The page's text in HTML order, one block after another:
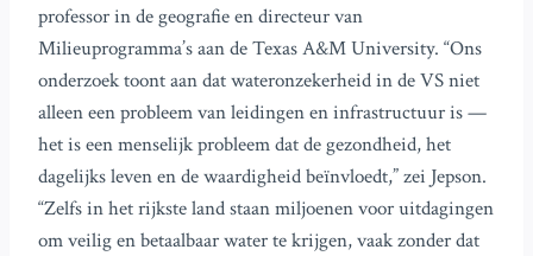
professor in de geografie en directeur van
Milieuprogramma’s aan de Texas A&M University. “Ons
onderzoek toont aan dat wateronzekerheid in de VS niet
alleen een probleem van leidingen en infrastructuur is —
het is een menselijk probleem dat de gezondheid, het
dagelijks leven en de waardigheid beïnvloedt,” zei Jepson.
“Zelfs in het rijkste land staan miljoenen voor uitdagingen
om veilig en betaalbaar water te krijgen, vaak zonder dat